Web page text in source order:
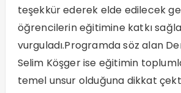
teşekkür ederek elde edilecek
öğrencilerin eğitimine katkı
vurguladı.Programda söz alan
Selim Köşger ise eğitimin
temel unsur olduğuna dikkat